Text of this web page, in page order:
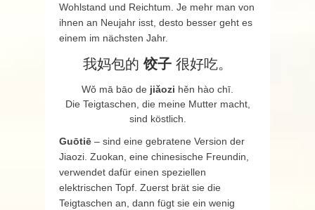
Wohlstand und Reichtum. Je mehr man von
ihnen an Neujahr isst, desto besser geht es
einem im nächsten Jahr.
我妈包的 饺子 很好吃。
Wǒ mā bāo de jiǎozi hěn hào chī.
Die Teigtaschen, die meine Mutter macht,
sind köstlich.
Guōtiē – sind eine gebratene Version der
Jiaozi. Zuokan, eine chinesische Freundin,
verwendet dafür einen speziellen
elektrischen Topf. Zuerst brät sie die
Teigtaschen an, dann fügt sie ein wenig